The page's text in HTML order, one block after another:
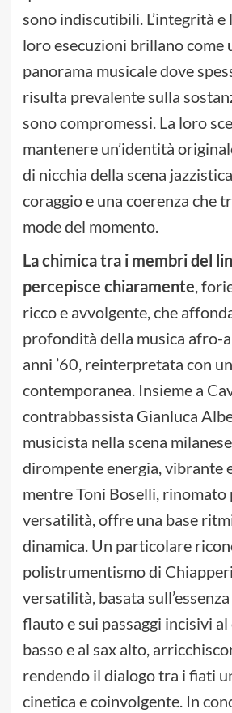
sono indiscutibili. L’integrità
loro esecuzioni brillano come
panorama musicale dove
risulta prevalente sulla
sono compromessi. La loro
mantenere un’identità
di nicchia della scena
coraggio e una coerenza che
mode del momento.
La chimica tra i membri del
percepisce chiaramente,
ricco e avvolgente, che
profondità della musica afro-
anni ’60, reinterpretata con
contemporanea. Insieme a
contrabbassista Gianluca
musicista nella scena
dirompente energia, vibrante
mentre Toni Boselli, rinomato
versatilità, offre una base
dinamica. Un particolare
polistrumentismo di
versatilità, basata
flauto e sui passaggi incisivi
basso e al sax alto,
rendendo il dialogo tra i fiati
cinetica e coinvolgente. In